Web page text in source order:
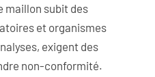
maillon subit des
et organismes
exigent des
non-conformité.